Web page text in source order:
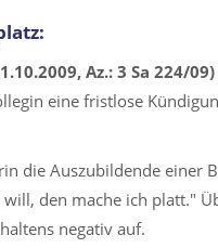
Az.: 3 Sa 224/09)
eine fristlose
die Auszubildende einer
den mache ich platt."
negativ auf.